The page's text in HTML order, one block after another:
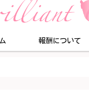
報酬について